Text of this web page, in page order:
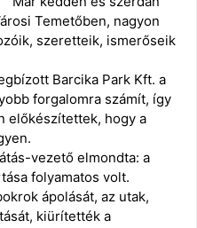
Temetőben, nagyon
szeretteik, ismerőseik
Barcika Park Kft. a
forgalomra számít, így
előkészítettek, hogy a
vezető elmondta: a
folyamatos volt.
ápolását, az utak,
kiürítették a